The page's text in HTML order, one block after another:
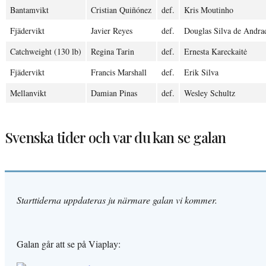
Bantamvikt Cristian Quiñónez def.
Kris Moutinho
Fjädervikt
Javier Reyes def.
Douglas Silva de
Catchweight (130 lb)
Regina Tarin def.
Ernesta Kareckaitė
Fjädervikt
Francis Marshall def.
Erik Silva
Mellanvikt
Damian Pinas def. Wesley Schultz
Svenska tider och var du kan se galan
Starttiderna uppdateras ju närmare galan vi kommer.
Galan går att se på Viaplay: